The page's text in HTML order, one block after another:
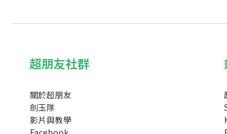
超朋友社群
關於超朋友
劍玉隊
影片與教學